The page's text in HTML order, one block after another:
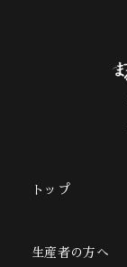
トップ
生産者の方へ